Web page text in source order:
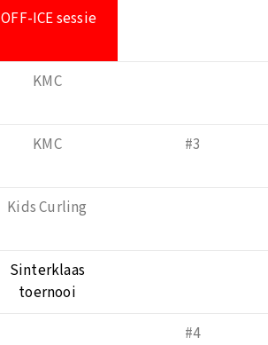
OFF-ICE sessie
KMC
KMC #3
Kids Curling
Sinterklaas
toernooi
#4